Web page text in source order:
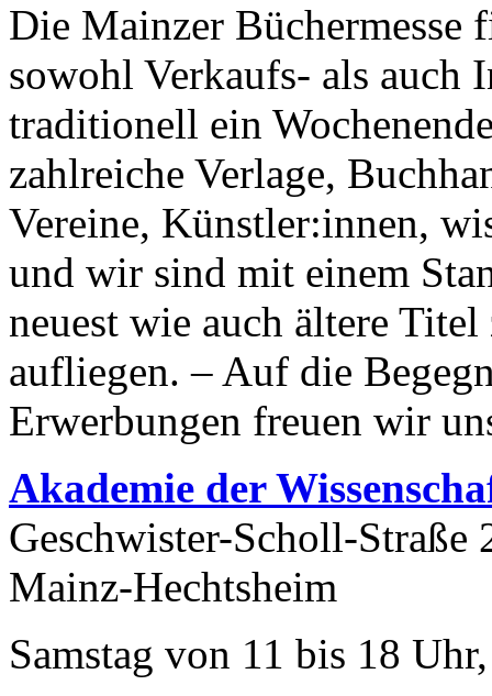
Die Mainzer Büchermesse
sowohl Verkaufs- als auch
traditionell ein
zahlreiche Verlage,
Vereine, Künstler:innen,
und wir sind mit einem
neuest wie auch ältere
aufliegen. – Auf die
Erwerbungen freuen wir
Akademie der
Geschwister-Scholl-Straße
Mainz-Hechtsheim
Samstag von 11 bis 18